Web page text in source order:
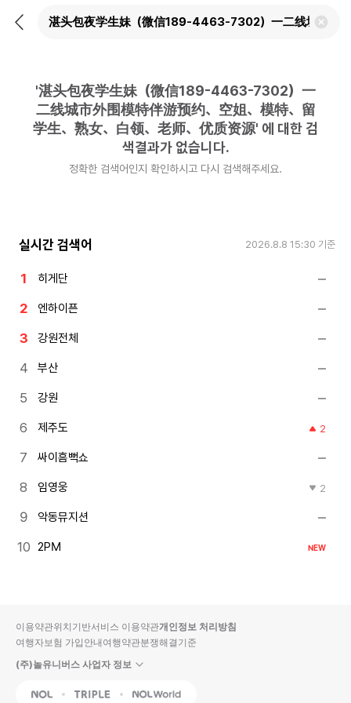
뒤
검
'湛头包夜学生妹（微信189-4463-7302）一
二线城市外围模特伴游预约、空姐、模特、留
学生、熟女、白领、老师、优质资源' 에 대한 검
색결과가 없습니다.
정확한 검색어인지 확인하시고 다시 검색해주세요.
실시간 검색어 2026.8.8 15:30 기준
히게단
엔하이픈
강원전체
부산
강원
제주도 2
싸이흠뻑쇼
임영웅 2
악동뮤지션
2PM NEW
이용약관위치기반서비스 이용약관개인정보 처리방침
여행자보험 가입안내여행약관분쟁해결기준
(주)놀유니버스 사업자 정보
NOL Triple Interpark Global